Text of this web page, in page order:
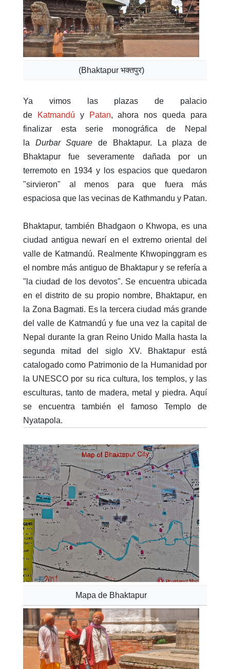
(Bhaktapur भक्तपुर)
Ya vimos las plazas de palacio
de
Katmandú y Patan, ahora nos queda para
finalizar esta serie monográfica de Nepal
la Durbar Square de Bhaktapur. La plaza de
Bhaktapur fue severamente dañada por un
terremoto en 1934 y los espacios que quedaron
"sirvieron" al menos para que fuera más
espaciosa que las vecinas de Kathmandu y Patan.
Bhaktapur, también Bhadgaon o Khwopa, es una
ciudad antigua newarí en el extremo oriental del
valle de Katmandú. Realmente Khwopinggram es
el nombre más antiguo de Bhaktapur y se refería a
"la ciudad de los devotos". Se encuentra ubicada
en el distrito de su propio nombre, Bhaktapur, en
la Zona Bagmati. Es la tercera ciudad más grande
del valle de Katmandú y fue una vez la capital de
Nepal durante la gran Reino Unido Malla hasta la
segunda mitad del siglo XV. Bhaktapur está
catalogado como Patrimonio de la Humanidad por
la UNESCO por su rica cultura, los templos, y las
esculturas, tanto de madera, metal y piedra. Aquí
se encuentra también el famoso Templo de
Nyatapola.
Mapa de Bhaktapur